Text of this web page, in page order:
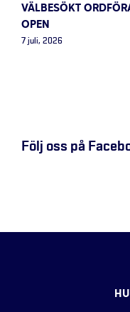
VÄLBESÖKT
OPEN
7 juli, 2026
Följ oss på